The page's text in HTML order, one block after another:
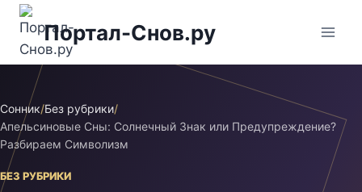
Перейти
содержимому
Портал-Снов.ру
Сонник/Без рубрики/
Апельсиновые Сны: Солнечный Знак или Предупреждение?
Разбираем Символизм
БЕЗ РУБРИКИ